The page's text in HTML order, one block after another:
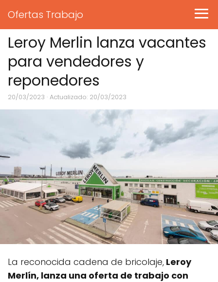
Ofertas Trabajo
Leroy Merlin lanza vacantes
para vendedores y
reponedores
20/03/2023 · Actualizado: 20/03/2023
La reconocida cadena de bricolaje, Leroy
Merlín, lanza una oferta de trabajo con